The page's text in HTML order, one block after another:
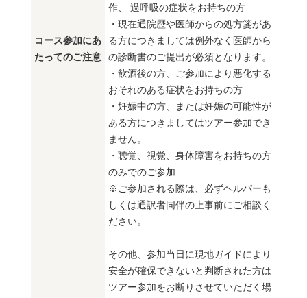
コース参加にあ
たってのご注意
作、 過呼吸の症状をお持ちの方
・現在通院歴や医師からの処方箋があ
る方につきましては例外なく医師から
の診断書のご提出が必須となります。
・飲酒後の方、ご参加により悪化する
おそれのある症状をお持ちの方
・妊娠中の方、または妊娠の可能性が
ある方につきましてはツアー参加でき
ません。
・聴覚、視覚、身体障害をお持ちの方
のみでのご参加
※ご参加される際は、必ずヘルパーも
しくは通訳者同伴の上事前にご相談く
ださい。
その他、参加当日に現地ガイドにより
安全が確保できないと判断された方は
ツアー参加をお断りさせていただく場